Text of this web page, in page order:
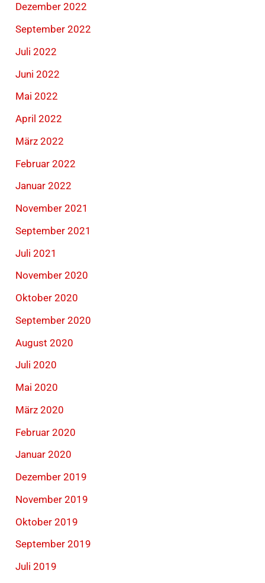
Dezember 2022
September 2022
Juli 2022
Juni 2022
Mai 2022
April 2022
März 2022
Februar 2022
Januar 2022
November 2021
September 2021
Juli 2021
November 2020
Oktober 2020
September 2020
August 2020
Juli 2020
Mai 2020
März 2020
Februar 2020
Januar 2020
Dezember 2019
November 2019
Oktober 2019
September 2019
Juli 2019